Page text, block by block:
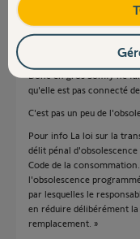
Donc en gros Somfy ne
qu'elle est pas connecté
C'est pas un peu de
Pour info La loi sur la
délit pénal
Code de la
l'obsolescence
par lesquelles le
en réduire délibérément
remplacement. »